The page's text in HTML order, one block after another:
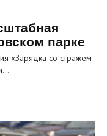
парке
«Зарядка со стражем